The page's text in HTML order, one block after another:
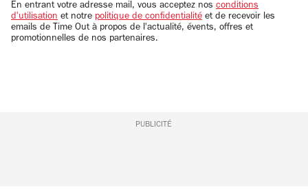
email
En entrant votre adresse mail, vous acceptez nos conditions
d'utilisation et notre politique de confidentialité et de recevoir les
emails de Time Out à propos de l'actualité, évents, offres et
promotionnelles de nos partenaires.
PUBLICITÉ